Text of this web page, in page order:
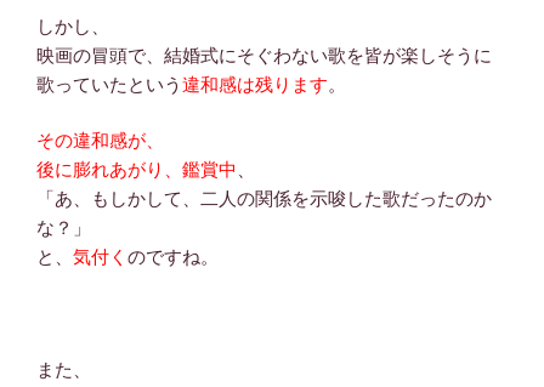
しかし、
映画の冒頭で、結婚式にそぐわない歌を皆が楽しそうに
歌っていたという 違和感は残ります。
その違和感が、
後に膨れあがり、鑑賞中
「あ、もしかして、二人の関係を示唆した歌だったのか
な？」
と、 気付く のですね。
また、